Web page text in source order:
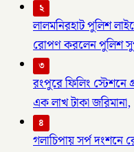
২
লালমনিরহাট পুলিশ
রোপণ করলেন পুলিশ
৩
রংপুরে ফিলিং স্টেশনে
এক লাখ টাকা জরিমানা,
৪
গলাচিপায় সর্প দংশনে